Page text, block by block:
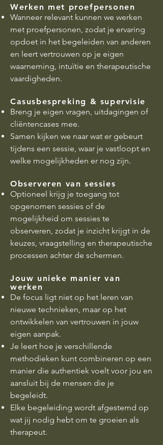
Werken met proefpersonen
Wanneer relevant kunnen we werken
met proefpersonen, zodat je ervaring
opdoet in het begeleiden van anderen
en leert vertrouwen op je eigen
waarneming, intuïtie en therapeutische
vaardigheden.
Casusbespreking & supervisie
Breng je eigen vragen, uitdagingen of
cliëntencases mee.
Samen kijken we naar wat er gebeurt
tijdens een sessie, waar je vastloopt en
welke mogelijkheden er nog zijn.
Observeren van sessies
Optioneel krijg je toegang tot
opgenomen sessies of de
mogelijkheid om sessies te
observeren, zodat je inzicht krijgt in de
keuzes, vraagstelling en therapeutische
processen achter de schermen.
Jouw unieke manier van
werken
De focus ligt niet op het leren van
nieuwe technieken, maar op het
ontwikkelen van vertrouwen in jouw
eigen aanpak.
Je leert hoe je verschillende
methodieken kunt combineren op een
manier die authentiek voelt voor jou en
aansluit bij de mensen die je
begeleidt.
Elke begeleiding wordt afgestemd op
wat jij nodig hebt om te groeien als
therapeut.